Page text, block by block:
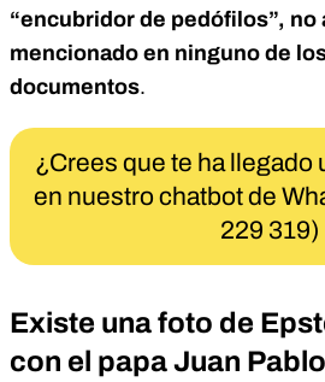
“encubridor de pedófilos”, no
mencionado en ninguno de
documentos.
¿Crees que te ha llegado
en nuestro chatbot de
229 319)
Existe una foto de
con el papa Juan